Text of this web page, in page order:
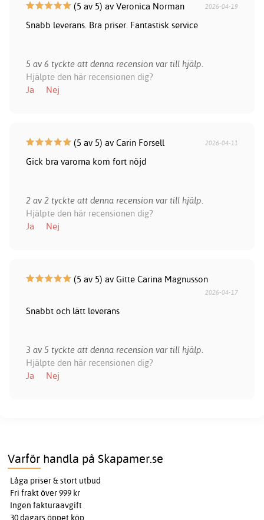
(5 av 5) av Veronica Norman 2026-04-19
Snabb leverans. Bra priser. Fantastisk service
5 av 6 tyckte att denna recension var till hjälp.
Hjälpte den här recensionen dig?
Ja
Nej
(5 av 5) av Carin Forsell 2026-04-11
Gick bra varorna kom fort nöjd
2 av 2 tyckte att denna recension var till hjälp.
Hjälpte den här recensionen dig?
Ja
Nej
(5 av 5) av Gitte Carina Magnusson
2026-04-17
Snabbt och lätt leverans
3 av 5 tyckte att denna recension var till hjälp.
Hjälpte den här recensionen dig?
Ja
Nej
Varför handla på Skapamer.se
Låga priser & stort utbud
Fri frakt över 999 kr
Ingen fakturaavgift
30 dagars öppet köp